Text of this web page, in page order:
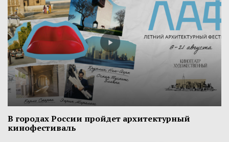
В городах России пройдет архитектурный
кинофестиваль